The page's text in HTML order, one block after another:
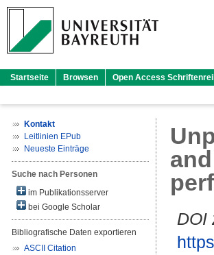
Startseite Browsen Open Access
Kontakt
Leitlinien EPub
Neueste Einträge
Suche nach Personen
im Publikationsserver
bei Google Scholar
Bibliografische Daten exportieren
ASCII Citation
DOI